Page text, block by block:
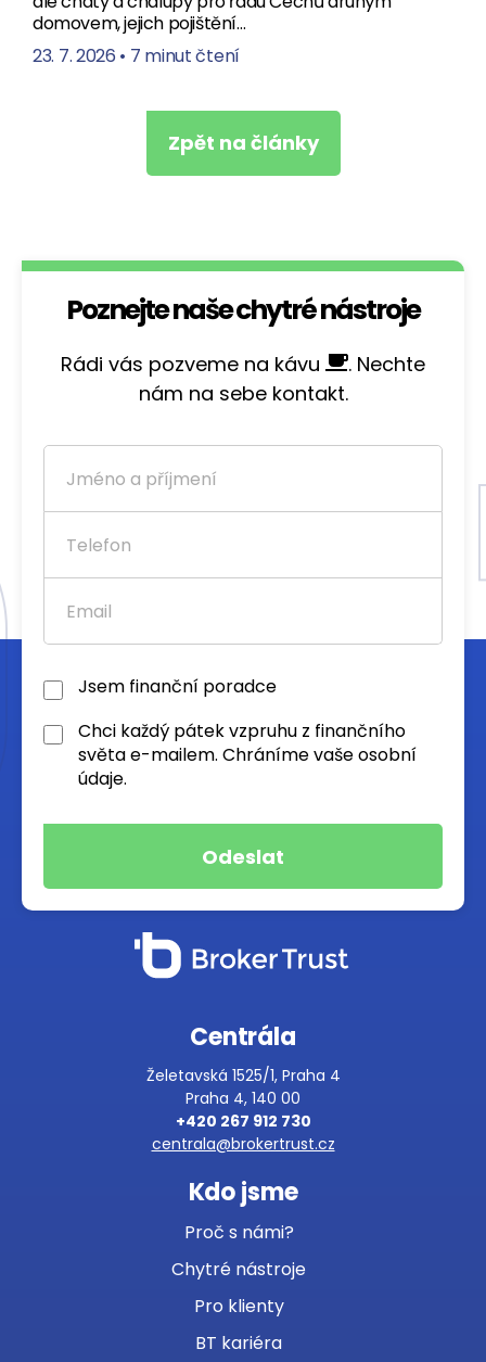
domovem, jejich pojištění…
23. 7. 2026 • 7 minut čtení
Zpět na články
Poznejte naše chytré nástroje
Rádi vás pozveme na kávu
. Nechte
nám na sebe kontakt.
Jsem finanční poradce
Chci každý pátek vzpruhu z finančního
světa e-mailem. Chráníme vaše osobní
údaje.
Centrála
Želetavská 1525/1, Praha 4
Praha 4, 140 00
+420 267 912 730
centrala@brokertrust.cz
Kdo jsme
Proč s námi?
Chytré nástroje
Pro klienty
BT kariéra